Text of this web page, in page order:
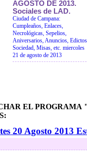
AGOSTO DE 2013.
Sociales de LAD.
Ciudad de Campana:
Cumpleaños, Enlaces,
Necrológicas, Sepelios,
Aniversarios, Anuncios,
Sociedad, Misas, etc. miercoles
21 de agosto de 2013
EL PROGRAMA
20 Agosto 2013